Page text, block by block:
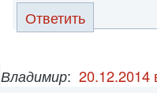
Ответить
Владимир: 20.12.2014